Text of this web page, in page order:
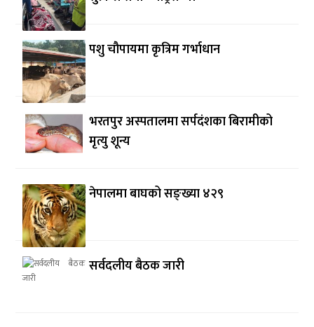
पशु चौपायमा कृत्रिम गर्भाधान
भरतपुर अस्पतालमा सर्पदंशका बिरामीको
मृत्यु शून्य
नेपालमा बाघको सङ्ख्या ४२९
सर्वदलीय बैठक जारी